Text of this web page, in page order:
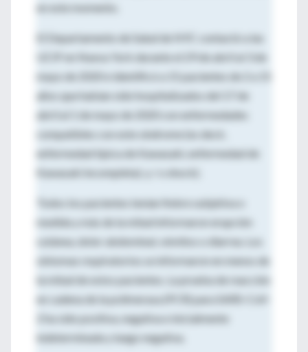
en este momento.
El Departamento de Salud de NYC contactó a las
UCIP en Nueva York durante el 29 de abril al 3 de
mayo de 2020 e identificó a 15 pacientes de 2 a 15
años que habían sido hospitalizados del 17 de
abril al 1 de mayo de 2020 con enfermedades
compatibles con este síndrome (es decir,
enfermedad típica de Kawasaki, enfermedad de
Kawasaki incompleta). y / o shock).
Todos los pacientes tenían fiebre subjetiva o
medida y más de la mitad informaron erupción
cutánea, dolor abdominal, vómitos o diarrea. Los
síntomas respiratorios se informaron en menos de
la mitad de estos pacientes. La prueba de reacción
en cadena de la polimerasa (PCR) para SARS-CoV-
2 ha sido positiva, negativa e inicialmente
indeterminada y luego negativa.